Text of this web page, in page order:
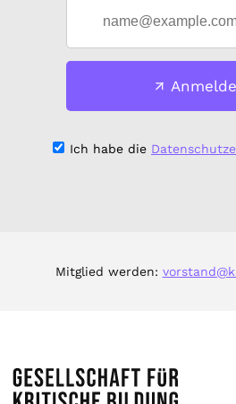
Ich habe die
Mitglied werden: